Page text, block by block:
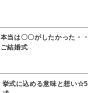
本当は〇〇がしたかった・
ご結婚式
挙式に込める意味と想い